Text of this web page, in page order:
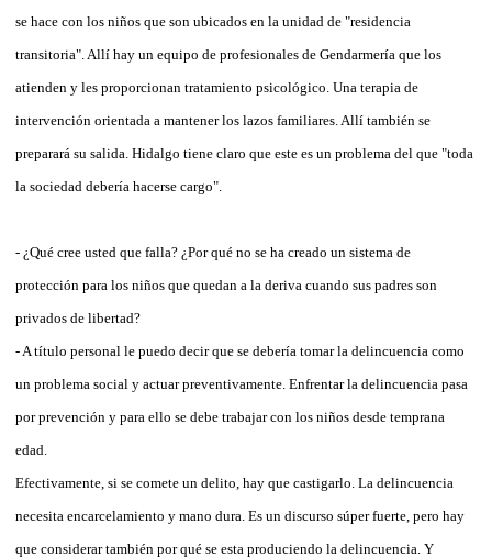
se hace con los niños que son ubicados en la unidad de "residencia
transitoria". Allí hay un equipo de profesionales de Gendarmería que los
atienden y les proporcionan tratamiento psicológico. Una terapia de
intervención orientada a mantener los lazos familiares. Allí también se
preparará su salida. Hidalgo tiene claro que este es un problema del que "toda
la sociedad debería hacerse cargo".
- ¿Qué cree usted que falla? ¿Por qué no se ha creado un sistema de
protección para los niños que quedan a la deriva cuando sus padres son
privados de libertad?
- A título personal le puedo decir que se debería tomar la delincuencia como
un problema social y actuar preventivamente. Enfrentar la delincuencia pasa
por prevención y para ello se debe trabajar con los niños desde temprana
edad.
Efectivamente, si se comete un delito, hay que castigarlo. La delincuencia
necesita encarcelamiento y mano dura. Es un discurso súper fuerte, pero hay
que considerar también por qué se esta produciendo la delincuencia. Y